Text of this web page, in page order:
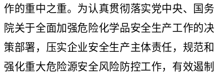
作的重中之重。为认真贯彻落实党中央、国务
院关于全面加强危险化学品安全生产工作的决
策部署，压实企业安全生产主体责任，规范和
强化重大危险源安全风险防控工作，有效遏制